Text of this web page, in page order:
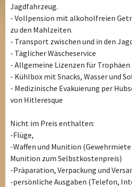
Jagdfahrzeug.
- Vollpension mit alkoholfreien
zu den Mahlzeiten.
- Transport zwischen und in den
- Täglicher Wäscheservice
- Allgemeine Lizenzen für Trophäen
- Kühlbox mit Snacks, Wasser und
- Medizinische Evakuierung per
von Hitleresque
Nicht im Preis enthalten:
-Flüge,
-Waffen und Munition (Gewehrmiete
Munition zum Selbstkostenpreis)
-Präparation, Verpackung und
-persönliche Ausgaben (Telefon,